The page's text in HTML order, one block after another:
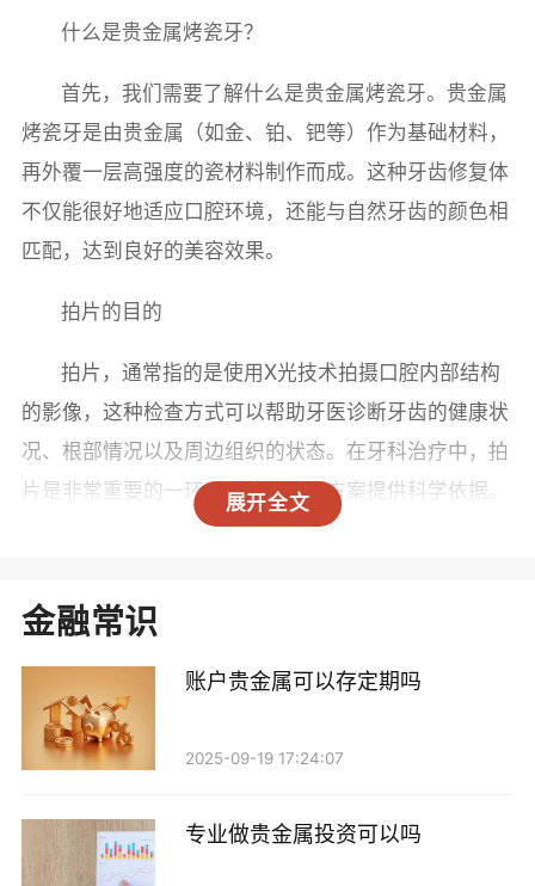
展开全文
什么是贵金属烤瓷牙？
首先，我们需要了解什么是贵金属烤瓷牙。贵金属
烤瓷牙是由贵金属（如金、铂、钯等）作为基础材料，
再外覆一层高强度的瓷材料制作而成。这种牙齿修复体
不仅能很好地适应口腔环境，还能与自然牙齿的颜色相
匹配，达到良好的美容效果。
拍片的目的
拍片，通常指的是使用X光技术拍摄口腔内部结构
的影像，这种检查方式可以帮助牙医诊断牙齿的健康状
况、根部情况以及周边组织的状态。在牙科治疗中，拍
片是非常重要的一环，它能为治疗方案提供科学依据。
那么，贵金属烤瓷牙是否可以拍片呢？答案是肯定
收一定的X光，但并不会影响拍片的效果。实际上，拍
片对于贵金属烤瓷牙的后续跟踪和维护是非常必要的。
观察到贵金属烤瓷牙周围牙齿和牙龈的状态，评估是否
有龋齿、感染或其他问题。
金融常识
账户贵金属可以存定期吗
2025-09-19 17:24:07
专业做贵金属投资可以吗